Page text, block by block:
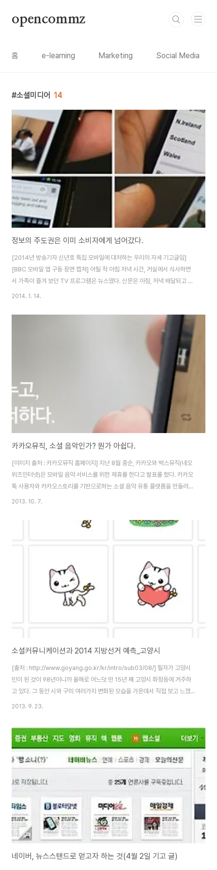
opencommz
홈 e-learning Marketing Social Media
소셜미디어 14
정보의 주도권은 이미 소비자에게 넘어갔다.
[2014년 방송기자 신년호 특집 모바일에 대처하는 우리의 자세 기고글임]
[BBC 모바일 앱 구동 장면 캡쳐] 어릴 적 아침 저녁 시간, 거실에서 식사하면
서 가족이 즐겨 보던 TV 프로그램은 뉴스였다. 신문은 아침, 저녁 배달되고 나
면 끝이라 그 밖에 세상 돌아가는 소식은 TV 뉴스에 눈과 귀를 집중할 수밖에
억이 난다. 오랜 시간이 지난 지금 방송뉴스는 TV뿐 아니라 웹을 통해 PC에서
도, 스마트폰이라는 개인화된 모바일 디바이스에서도 언제든지 원하는 시간에
원하는 뉴스를 찾아볼 수 있게 됐다. 이러한 변화가 방송사 입장에서는 기회가
될까, 위기가 될까? 소셜 미디어와 스마트폰이 생활의 일부가 되면서 정보의 유
2014. 1. 14.
카카오뮤직, 소셜 음악인가? 뭔가 아쉽다.
[이미지 출처 : 카카오뮤직 홈페이지] 지난 8월 중순, 카카오와 벅스뮤직(네오
위즈인터넷)은 모바일 음악 서비스를 위한 제휴를 한다고 발표를 했다. 카카오
톡 사용자와 카카오스토리를 기반으로하는 소셜 음악 유통 플랫폼을 만들려나
하는 생각에 어떤 모델이 나올지 궁금했다.(사실 카카오의 신규 서비스에 대한
카오뮤직(http://www.kakao.com/music/) 이란 서비스가 오픈이 되었는
로 했다.사용 전 대충 훑어 봤는데도 카카오 페이지가 쫄딱(?) 망하는 분위기여
2013. 10. 7.
소셜커뮤니케이션과 2014 지방선거 예측_고양시
[출처 : http://www.goyang.go.kr/kr/intro/sub03/08/] 필자가 고양시
민이 된 것이 98년이니까 올해로 어느덧 만 15년 째 고양시 화정동에 거주하
고 있다. 그 동안 시와 구의 여러가지 변화된 모습을 가운데서 직접 보고 느꼈었
는데 엊그제 세신사(때미는 분)와 이런 이야기를 주고 받았었다. ...이 동네 오래
났다네요. 그리고 점점 노인들만 많아지고 있어요. 젊은 사람들 다 떠나고... 부
동산 하락은 우리 시,구만 해당 되는 것은 아니고 민감한 부분이니 차치하고...
우리 지역이 진짜 그럴까? 라는 생각이 들어 시청 홈페이지
(http://www.goyang.go.kr/)에 가서 연령별 주민 현황을..
2013. 9. 23.
네이버, 뉴스스탠드로 얻고자 하는 것(4월 2일 기고 글)